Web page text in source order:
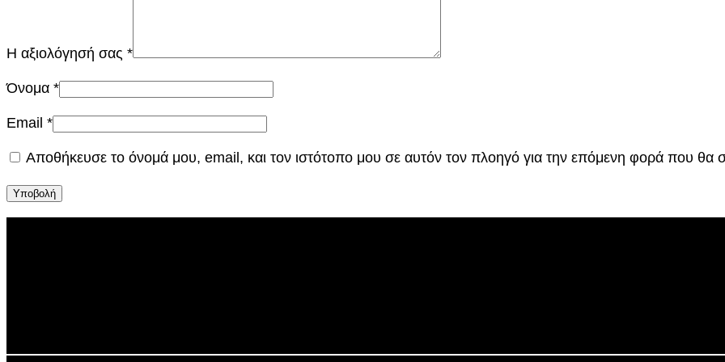
Η αξιολόγησή σας *
Όνομα *
Email *
Αποθήκευσε το όνομά μου, email, και τον ιστότοπο μου σε αυτόν τον πλοηγό για την επόμενη φορά που θα